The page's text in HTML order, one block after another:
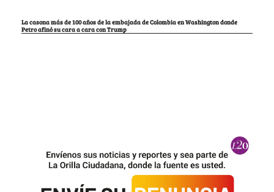
La casona más de 100 años de la embajada de Colombia en Washington donde
Petro afinó su cara a cara con Trump